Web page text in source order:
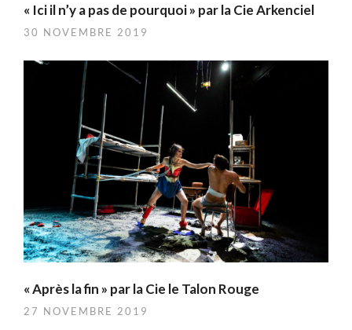
« Ici il n’y a pas de pourquoi » par la Cie Arkenciel
30 NOVEMBRE 2019
« Après la fin » par la Cie le Talon Rouge
27 NOVEMBRE 2019